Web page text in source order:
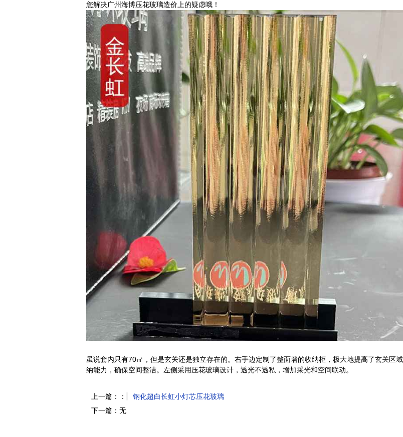
您解决广州海博压花玻璃造价上的疑虑哦！
虽说套内只有70㎡，但是玄关还是独立存在的。右手边定制了整面墙的收纳柜，极大地提高了玄关区
纳能力，确保空间整洁。左侧采用压花玻璃设计，透光不透私，增加采光和空间联动。
上一篇：：
钢化超白长虹小灯芯压花玻璃
下一篇：无